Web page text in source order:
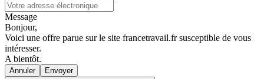
Message
Bonjour,
Voici une offre parue sur le site francetravail.fr susceptible de vous
intéresser.
A bientôt.
Annuler